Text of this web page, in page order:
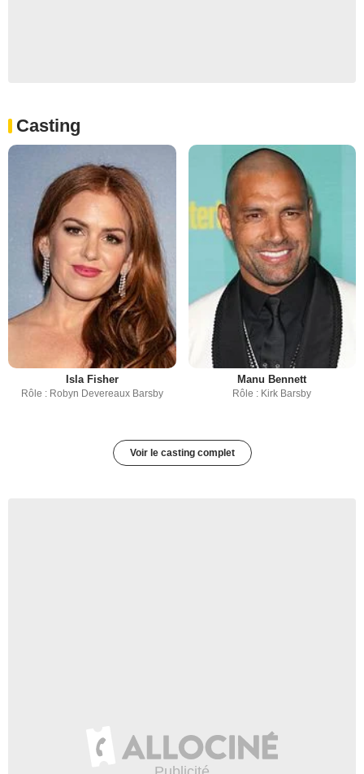
Casting
Isla Fisher
Rôle : Robyn Devereaux Barsby
Manu Bennett
Rôle : Kirk Barsby
Voir le casting complet